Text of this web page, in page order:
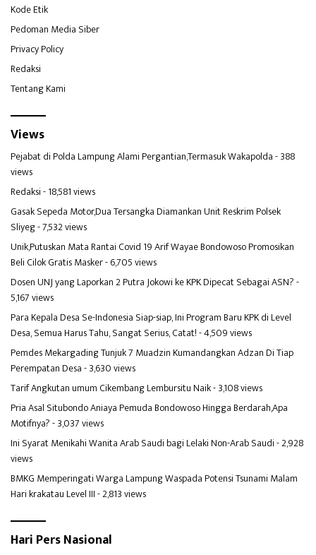
Kode Etik
Pedoman Media Siber
Privacy Policy
Redaksi
Tentang Kami
Views
Pejabat di Polda Lampung Alami Pergantian,Termasuk Wakapolda- 388
views
Redaksi- 18,581 views
Gasak Sepeda Motor,Dua Tersangka Diamankan Unit Reskrim Polsek
Sliyeg- 7,532 views
Unik,Putuskan Mata Rantai Covid 19 Arif Wayae Bondowoso Promosikan
Beli Cilok Gratis Masker- 6,705 views
Dosen UNJ yang Laporkan 2 Putra Jokowi ke KPK Dipecat Sebagai ASN?-
5,167 views
Para Kepala Desa Se-Indonesia Siap-siap, Ini Program Baru KPK di Level
Desa, Semua Harus Tahu, Sangat Serius, Catat!- 4,509 views
Pemdes Mekargading Tunjuk 7 Muadzin Kumandangkan Adzan Di Tiap
Perempatan Desa- 3,630 views
Tarif Angkutan umum Cikembang Lembursitu Naik- 3,108 views
Pria Asal Situbondo Aniaya Pemuda Bondowoso Hingga Berdarah,Apa
Motifnya?- 3,037 views
Ini Syarat Menikahi Wanita Arab Saudi bagi Lelaki Non-Arab Saudi- 2,928
views
BMKG Memperingati Warga Lampung Waspada Potensi Tsunami Malam
Hari krakatau Level III- 2,813 views
Hari Pers Nasional